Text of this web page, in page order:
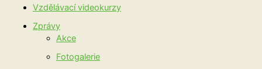
Vzdělávací videokurzy
Zprávy
Akce
Fotogalerie